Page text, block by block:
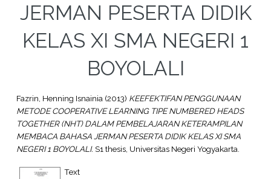
JERMAN PESERTA DIDIK
KELAS XI SMA NEGERI 1
BOYOLALI
Fazrin, Henning Isnainia(2013) KEEFEKTIFAN PENGGUNAAN
METODE COOPERATIVE LEARNING TIPE NUMBERED HEADS
TOGETHER (NHT) DALAM PEMBELAJARAN KETERAMPILAN
MEMBACA BAHASA JERMAN PESERTA DIDIK KELAS XI SMA
NEGERI 1 BOYOLALI. S1 thesis, Universitas Negeri Yogyakarta.
Text